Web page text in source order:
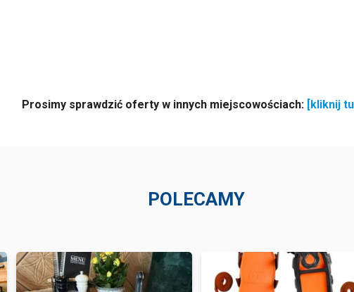
Prosimy sprawdzić oferty w innych miejscowościach: [kliknij
POLECAMY